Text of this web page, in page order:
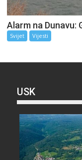
Alarm na
Svijet Vijesti
USK